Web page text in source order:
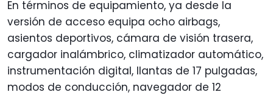
En términos de equipamiento, ya desde la
versión de acceso equipa ocho airbags,
asientos deportivos, cámara de visión trasera,
cargador inalámbrico, climatizador automático,
instrumentación digital, llantas de 17 pulgadas,
modos de conducción, navegador de 12